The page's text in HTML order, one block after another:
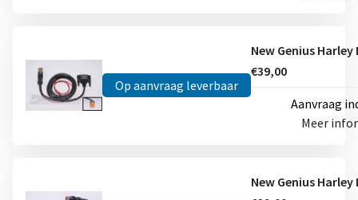
Op aanvraag leverbaar
€39,00
Aanvraag
Meer